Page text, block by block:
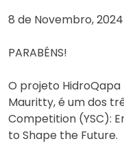
8 de Novembro, 2024
PARABÉNS!
O projeto
Mauritty, é um dos
Competition (YSC):
to Shape the Future.